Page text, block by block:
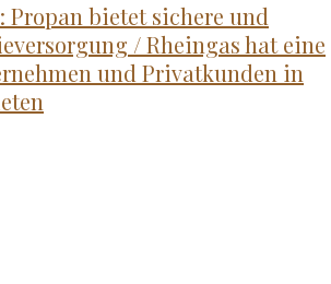
Propan bietet sichere und
/ Rheingas hat eine
und Privatkunden in